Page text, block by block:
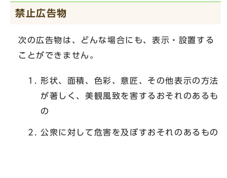
禁止広告物
次の広告物は、どんな場合にも、表示・設置する
ことができません。
形状、面積、色彩、意匠、その他表示の方法
が著しく、美観風致を害するおそれのあるも
の
公衆に対して危害を及ぼすおそれのあるもの